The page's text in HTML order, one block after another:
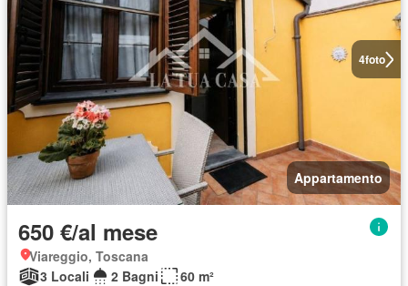
4foto
Appartamento
650 €/al mese
Viareggio, Toscana
3 Locali
2 Bagni 60 m²